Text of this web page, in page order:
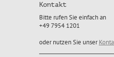
Kontakt
Bitte rufen Sie einfach an
+49 7954 1201
oder nutzen Sie unser